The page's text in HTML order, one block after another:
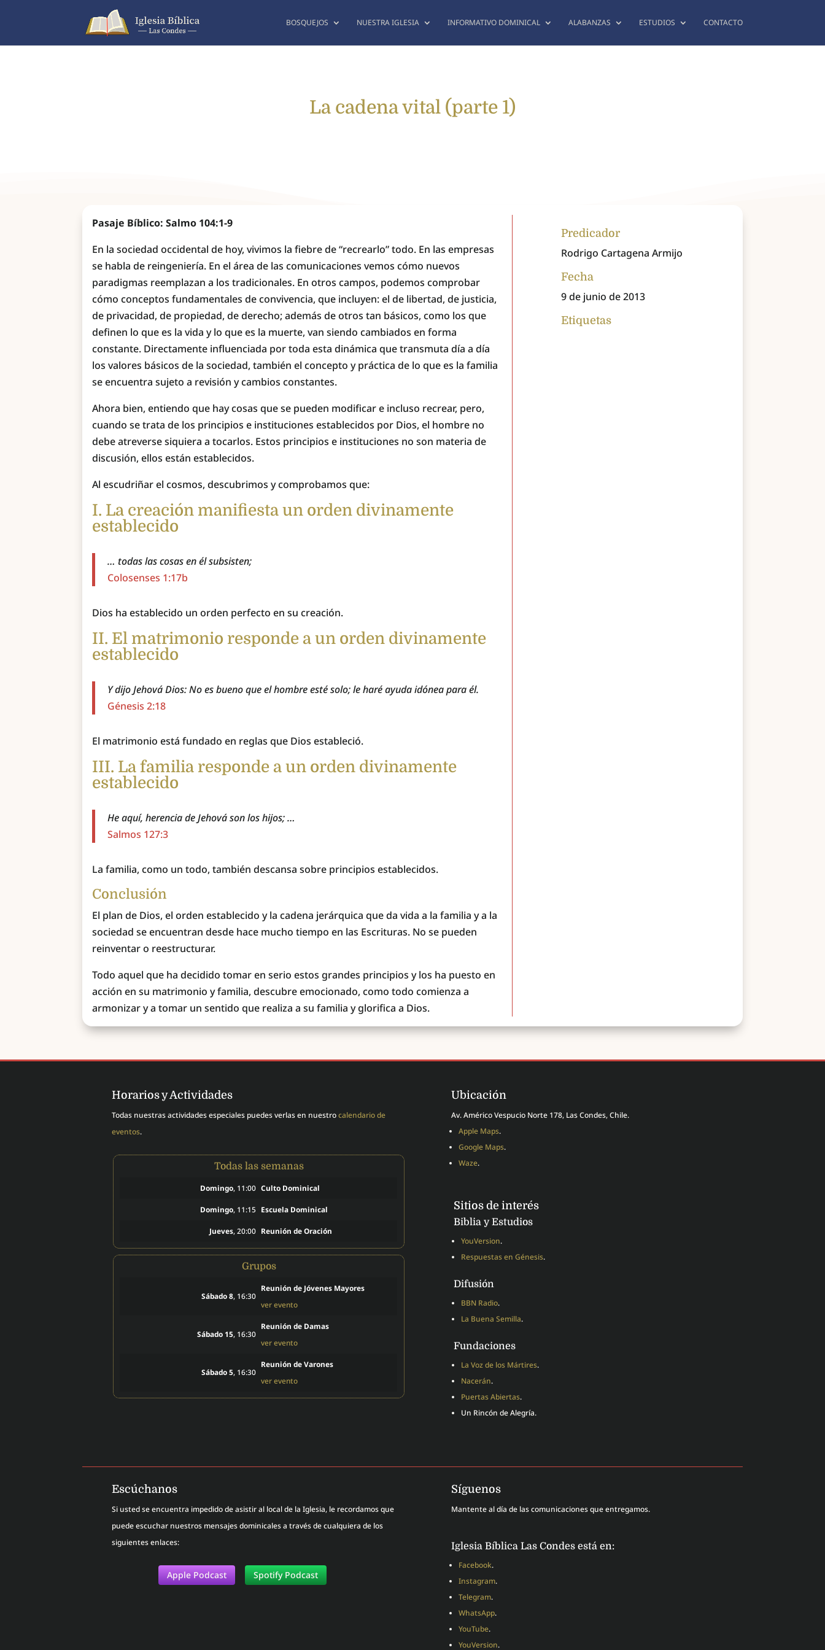
BOSQUEJOS NUESTRA IGLESIA INFORMATIVO DOMINICAL ALABANZAS ESTUDIOS CONTACTO
La cadena vital (parte 1)
Pasaje Bíblico: Salmo 104:1-9
En la sociedad occidental de hoy, vivimos la fiebre de “recrearlo” todo. En las empresas
se habla de reingeniería. En el área de las comunicaciones vemos cómo nuevos
paradigmas reemplazan a los tradicionales. En otros campos, podemos comprobar
cómo conceptos fundamentales de convivencia, que incluyen: el de libertad, de justicia,
de privacidad, de propiedad, de derecho; además de otros tan básicos, como los que
definen lo que es la vida y lo que es la muerte, van siendo cambiados en forma
constante. Directamente influenciada por toda esta dinámica que transmuta día a día
los valores básicos de la sociedad, también el concepto y práctica de lo que es la familia
se encuentra sujeto a revisión y cambios constantes.
Ahora bien, entiendo que hay cosas que se pueden modificar e incluso recrear, pero,
cuando se trata de los principios e instituciones establecidos por Dios, el hombre no
debe atreverse siquiera a tocarlos. Estos principios e instituciones no son materia de
discusión, ellos están establecidos.
Al escudriñar el cosmos, descubrimos y comprobamos que:
I. La creación manifiesta un orden divinamente
establecido
… todas las cosas en él subsisten;
Colosenses 1:17b
Dios ha establecido un orden perfecto en su creación.
II. El matrimonio responde a un orden divinamente
establecido
Y dijo Jehová Dios: No es bueno que el hombre esté solo; le haré ayuda idónea para él.
Génesis 2:18
El matrimonio está fundado en reglas que Dios estableció.
III. La familia responde a un orden divinamente
establecido
He aquí, herencia de Jehová son los hijos; …
Salmos 127:3
La familia, como un todo, también descansa sobre principios establecidos.
Conclusión
El plan de Dios, el orden establecido y la cadena jerárquica que da vida a la familia y a la
sociedad se encuentran desde hace mucho tiempo en las Escrituras. No se pueden
reinventar o reestructurar.
Todo aquel que ha decidido tomar en serio estos grandes principios y los ha puesto en
acción en su matrimonio y familia, descubre emocionado, como todo comienza a
armonizar y a tomar un sentido que realiza a su familia y glorifica a Dios.
Predicador
Rodrigo Cartagena Armijo
Fecha
9 de junio de 2013
Etiquetas
Horarios y Actividades
Todas nuestras actividades especiales puedes verlas en nuestrocalendario de
eventos.
Todas las semanas
Domingo, 11:00 Culto Dominical
Domingo, 11:15 Escuela Dominical
Jueves, 20:00 Reunión de Oración
Grupos
Sábado 8, 16:30
Reunión de Jóvenes Mayores
ver evento
Sábado 15, 16:30
Reunión de Damas
ver evento
Sábado 5, 16:30
Reunión de Varones
ver evento
Ubicación
Av. Américo Vespucio Norte 178, Las Condes, Chile.
Apple Maps.
Google Maps.
Waze.
Sitios de interés
Biblia y Estudios
YouVersion.
Respuestas en Génesis.
Difusión
BBN Radio.
La Buena Semilla.
Fundaciones
La Voz de los Mártires.
Nacerán.
Puertas Abiertas.
Un Rincón de Alegría.
Escúchanos
Si usted se encuentra impedido de asistir al local de la Iglesia, le recordamos que
puede escuchar nuestros mensajes dominicales a través de cualquiera de los
siguientes enlaces:
Apple Podcast Spotify Podcast
Síguenos
Mantente al día de las comunicaciones que entregamos.
Iglesia Bíblica Las Condes está en:
Facebook.
Instagram.
Telegram.
WhatsApp.
YouTube.
YouVersion.